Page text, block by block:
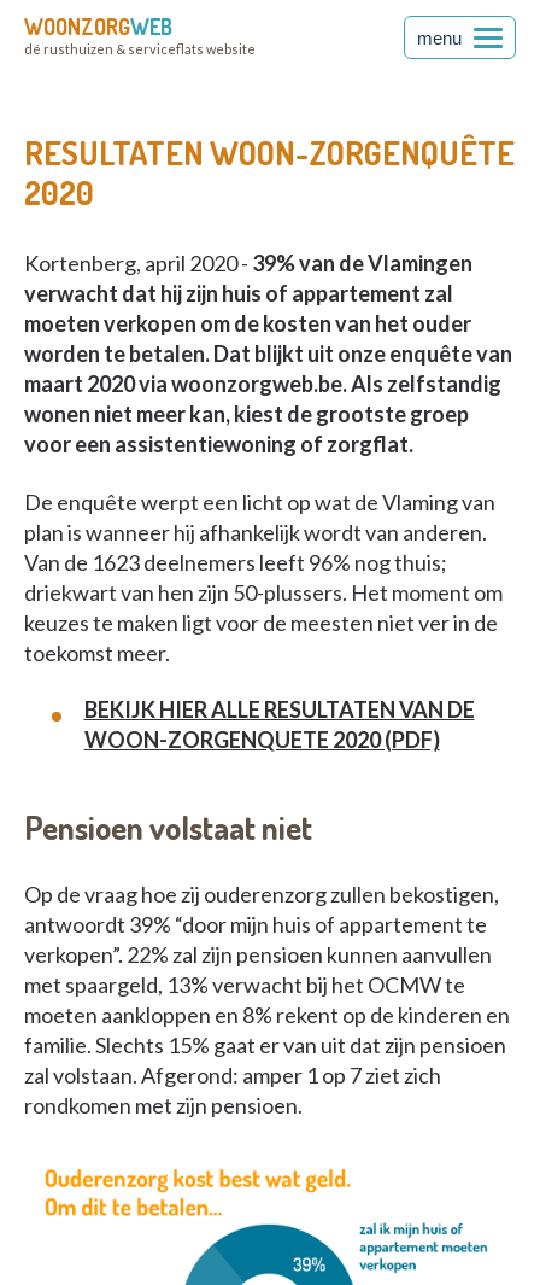
WOONZORGWEB
dé rusthuizen & serviceflats website
menu
RESULTATEN WOON-ZORGENQUÊTE
2020
Kortenberg, april 2020 - 39% van de Vlamingen
verwacht dat hij zijn huis of appartement zal
moeten verkopen om de kosten van het ouder
worden te betalen. Dat blijkt uit onze enquête van
maart 2020 via woonzorgweb.be. Als zelfstandig
wonen niet meer kan, kiest de grootste groep
voor een assistentiewoning of zorgflat.
De enquête werpt een licht op wat de Vlaming van
plan is wanneer hij afhankelijk wordt van anderen.
Van de 1623 deelnemers leeft 96% nog thuis;
driekwart van hen zijn 50-plussers. Het moment om
keuzes te maken ligt voor de meesten niet ver in de
toekomst meer.
BEKIJK HIER ALLE RESULTATEN VAN DE
WOON-ZORGENQUETE 2020 (PDF)
Pensioen volstaat niet
Op de vraag hoe zij ouderenzorg zullen bekostigen,
antwoordt 39% “door mijn huis of appartement te
verkopen”. 22% zal zijn pensioen kunnen aanvullen
met spaargeld, 13% verwacht bij het OCMW te
moeten aankloppen en 8% rekent op de kinderen en
familie. Slechts 15% gaat er van uit dat zijn pensioen
zal volstaan. Afgerond: amper 1 op 7 ziet zich
rondkomen met zijn pensioen.